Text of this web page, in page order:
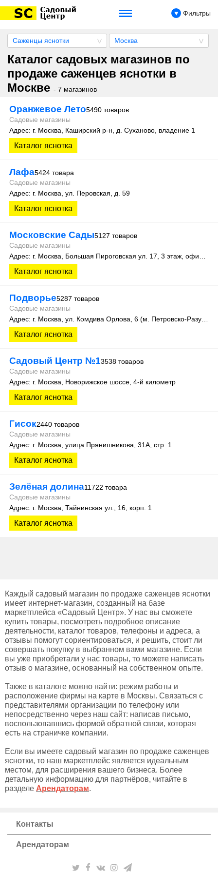
Фильтры
Саженцы яснотки Москва
Каталог садовых магазинов по
продаже саженцев яснотки в
Москве - 7 магазинов
Оранжевое Лето5490 товаров
Садовые магазины
Адрес: г. Москва, Каширский р-н, д. Суханово, владение 1
Каталог яснотка
Лафа5424 товара
Садовые магазины
Адрес: г. Москва, ул. Перовская, д. 59
Каталог яснотка
Московские Сады5127 товаров
Садовые магазины
Каталог яснотка
Подворье5287 товаров
Садовые магазины
Каталог яснотка
Садовый Центр №13538 товаров
Садовые магазины
Адрес: г. Москва, Новорижское шоссе, 4-й километр
Каталог яснотка
Гисок2440 товаров
Садовые магазины
Адрес: г. Москва, улица Прянишникова, 31А, стр. 1
Каталог яснотка
Зелёная долина11722 товара
Садовые магазины
Адрес: г. Москва, Тайнинская ул., 16, корп. 1
Каталог яснотка
Каждый садовый магазин по продаже саженцев яснотки
имеет интернет-магазин, созданный на базе
маркетплейса «Садовый Центр». У нас вы сможете
купить товары, посмотреть подробное описание
деятельности, каталог товаров, телефоны и адреса, а
отзывы помогут сориентироваться, и решить, стоит ли
совершать покупку в выбранном вами магазине. Если
вы уже приобретали у нас товары, то можете написать
отзыв о магазине, основанный на собственном опыте.
Также в каталоге можно найти: режим работы и
расположение фирмы на карте в Москвы. Связаться с
представителями организации по телефону или
непосредственно через наш сайт: написав письмо,
воспользовавшись формой обратной связи, которая
есть на страничке компании.
Если вы имеете садовый магазин по продаже саженцев
яснотки, то наш маркетплейс является идеальным
местом, для расширения вашего бизнеса. Более
детальную информацию для партнёров, читайте в
разделе Арендаторам.
Контакты
Арендаторам